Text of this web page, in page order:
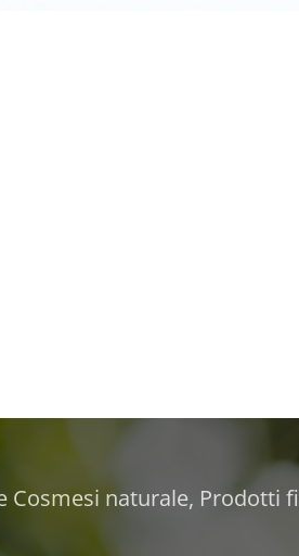
Cosmesi naturale, Prodotti